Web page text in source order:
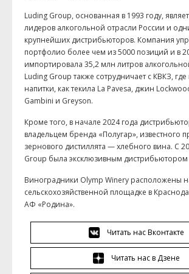
Luding Group, основанная в 1993 году,
лидеров алкогольной отрасли России и
крупнейших дистрибьюторов. Компания
портфолио более чем из 5000 позиций и в
импортировала 35,2 млн литров
Luding Group также сотрудничает с КВКЗ, где
напитки, как текила La Pavesa, джин
Gambini и Greyson.
Кроме того, в начале 2024 года
владельцем бренда «Полугар», известного
зернового дистиллята — хлебного вина. С
Group была эксклюзивным дистрибьютором
Виноградники Olymp Winery расположены
сельскохозяйственной площадке в
АФ «Родина».
Читать нас Вконтакте
Читать нас в Дзене